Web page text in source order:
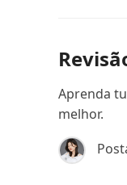
Aprenda
melhor.